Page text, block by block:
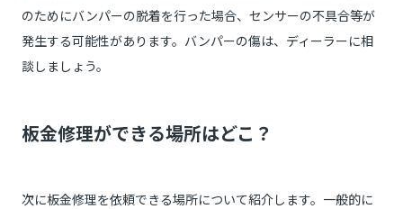
のためにバンパーの脱着を行った場合、センサーの不具合等が
発生する可能性があります。バンパーの傷は、ディーラーに相
談しましょう。
板金修理ができる場所はどこ？
次に板金修理を依頼できる場所について紹介します。一般的に